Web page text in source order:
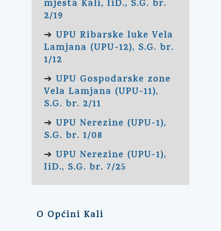
mjesta Kali, IiD., S.G. br.
2/19
➔ UPU Ribarske luke Vela
Lamjana (UPU-12), S.G. br.
1/12
➔ UPU Gospodarske zone
Vela Lamjana (UPU-11),
S.G. br. 2/11
➔ UPU Nerezine (UPU-1),
S.G. br. 1/08
➔ UPU Nerezine (UPU-1),
IiD., S.G. br. 7/25
O Općini Kali